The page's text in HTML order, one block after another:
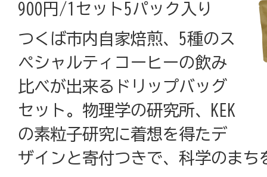
900円/1セット5パック入り
つくば市内自家焙煎、5種のス
ペシャルティコーヒーの飲み
比べが出来るドリップバッグ
セット。物理学の研究所、KEK
の素粒子研究に着想を得たデ
ザインと寄付つきで、科学のまち